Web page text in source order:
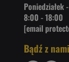
Poniedziałek
8:00 - 18:00
[email
Bądź z